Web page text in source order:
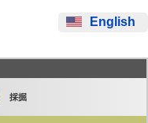
English
採掘